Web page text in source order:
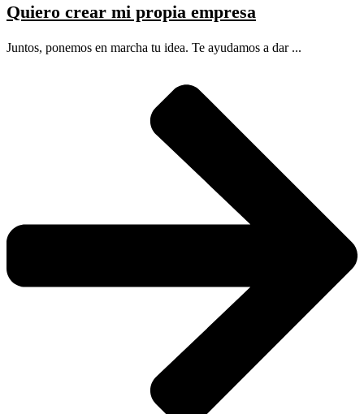
Quiero crear mi propia empresa
Juntos, ponemos en marcha tu idea. Te ayudamos a dar ...